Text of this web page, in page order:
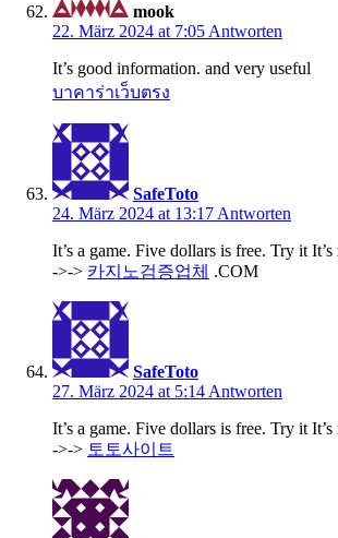
mook
22. März 2024 at 7:05 Antworten
It’s good information. and very useful
บาคาร่าเว็บตรง
SafeToto
24. März 2024 at 13:17 Antworten
It’s a game. Five dollars is free. Try it It’s
->-> 카지노검증업체 .COM
SafeToto
27. März 2024 at 5:14 Antworten
It’s a game. Five dollars is free. Try it It’s
->-> 토토사이트